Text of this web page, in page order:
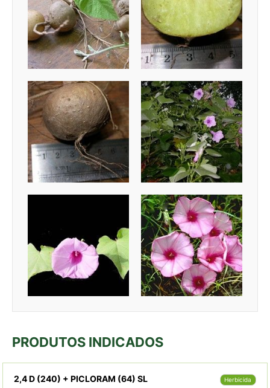
PRODUTOS INDICADOS
2,4 D (240) + PICLORAM (64) SL Herbicida